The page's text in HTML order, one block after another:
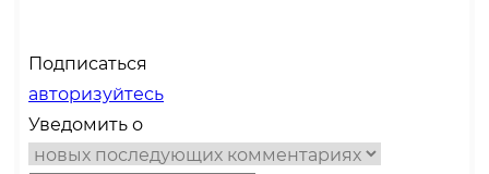
Подписаться
авторизуйтесь
Уведомить о